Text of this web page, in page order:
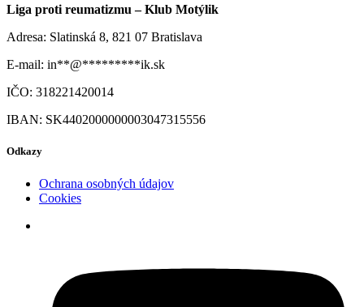
Liga proti reumatizmu – Klub Motýlik
Adresa: Slatinská 8, 821 07 Bratislava
E-mail: in**@*********ik.sk
IČO: 318221420014
IBAN: SK4402000000003047315556
Odkazy
Ochrana osobných údajov
Cookies